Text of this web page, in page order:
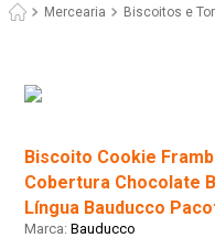
Mercearia Biscoitos e
Biscoito Cookie
Cobertura Chocolate
Língua Bauducco
Bauducco